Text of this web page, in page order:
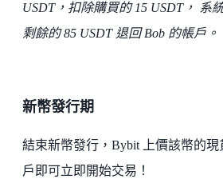
USDT，扣除購買的 15 USDT， 系
剩餘的 85 USDT 退回 Bob 的帳戶。
新幣發行期
結束新幣發行，Bybit 上價該幣的
戶即可立即開始交易！